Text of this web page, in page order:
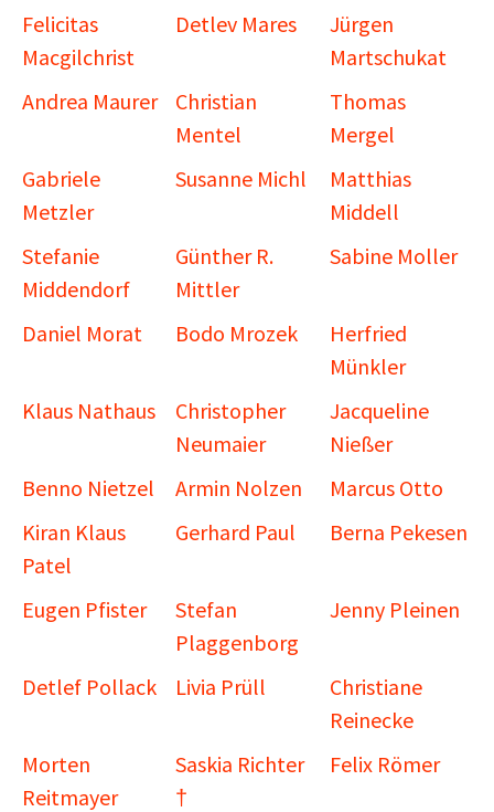
Felicitas
Macgilchrist
Detlev Mares
Jürgen
Martschukat
Andrea Maurer
Christian
Mentel
Thomas
Mergel
Gabriele
Metzler
Susanne Michl
Matthias
Middell
Stefanie
Middendorf
Günther R.
Mittler
Sabine Moller
Daniel Morat Bodo Mrozek
Herfried
Münkler
Klaus Nathaus
Christopher
Neumaier
Jacqueline
Nießer
Benno Nietzel
Armin Nolzen
Marcus Otto
Kiran Klaus
Patel
Gerhard Paul Berna Pekesen
Eugen Pfister
Stefan
Plaggenborg
Jenny Pleinen
Detlef Pollack Livia Prüll
Christiane
Reinecke
Morten
Reitmayer
Saskia Richter
†
Felix Römer